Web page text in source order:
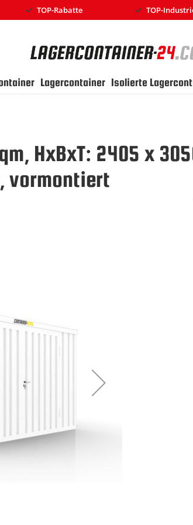
TOP-Rabatte TOP-
Lagercontainer Isolierte
HxBxT: 2405 x
vormontiert